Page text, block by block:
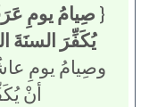
{ صِيامُ يومِ
يُكَفِّرَ السنَةَ
وصِيامُ يومِ
أنْ